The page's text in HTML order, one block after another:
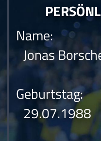
Name:
Jonas
Geburtstag:
29.07.1988